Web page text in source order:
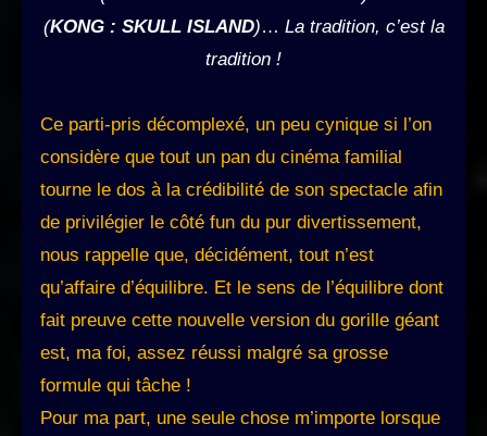
(KONG : SKULL ISLAND)… La tradition, c’est la
tradition !
Ce parti-pris décomplexé, un peu cynique si l’on
considère que tout un pan du cinéma familial
tourne le dos à la crédibilité de son spectacle afin
de privilégier le côté fun du pur divertissement,
nous rappelle que, décidément, tout n’est
qu’affaire d’équilibre. Et le sens de l’équilibre dont
fait preuve cette nouvelle version du gorille géant
est, ma foi, assez réussi malgré sa grosse
formule qui tâche !
Pour ma part, une seule chose m’importe lorsque